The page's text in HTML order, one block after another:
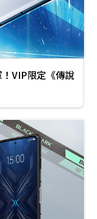
VIP限定《傳說